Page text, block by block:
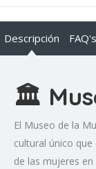
Descripción FAQ's
🏛️
El Museo de la
cultural único
de las mujeres